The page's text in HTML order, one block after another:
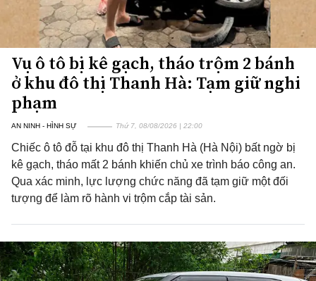
Vụ ô tô bị kê gạch, tháo trộm 2 bánh
ở khu đô thị Thanh Hà: Tạm giữ nghi
phạm
AN NINH - HÌNH SỰ Thứ 7, 08/08/2026 | 22:00
Chiếc ô tô đỗ tại khu đô thị Thanh Hà (Hà Nội) bất ngờ bị
kê gạch, tháo mất 2 bánh khiến chủ xe trình báo công an.
Qua xác minh, lực lượng chức năng đã tạm giữ một đối
tượng để làm rõ hành vi trộm cắp tài sản.